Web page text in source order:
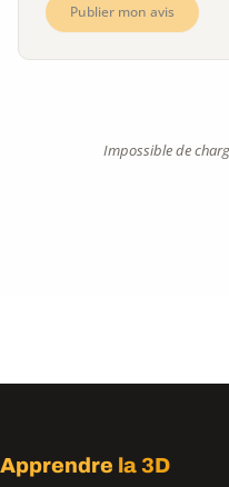
Publier mon avis
Impossible de
Apprendre la 3D